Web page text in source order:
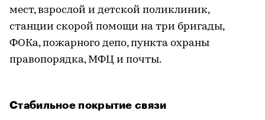
мест, взрослой и детской поликлиник,
станции скорой помощи на три бригады,
ФОКа, пожарного депо, пункта охраны
правопорядка, МФЦ и почты.
Стабильное покрытие связи